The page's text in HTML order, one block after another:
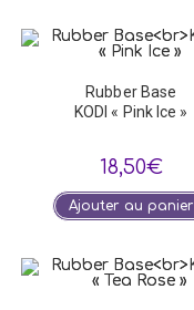
Rubber Base
KODI « Pink Ice »
18,50€
Ajouter au panier